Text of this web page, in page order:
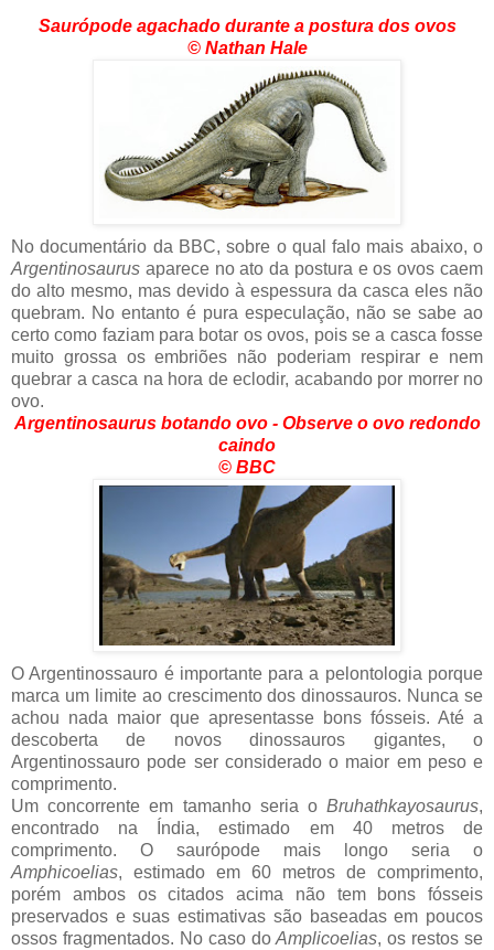
Saurópode agachado durante a postura dos ovos
© Nathan Hale
No documentário da BBC, sobre o qual falo mais abaixo, o
Argentinosaurus aparece no ato da postura e os ovos caem
do alto mesmo, mas devido à espessura da casca eles não
quebram. No entanto é pura especulação, não se sabe ao
certo como faziam para botar os ovos, pois se a casca fosse
muito grossa os embriões não poderiam respirar e nem
quebrar a casca na hora de eclodir, acabando por morrer no
ovo.
Argentinosaurus botando ovo - Observe o ovo redondo
caindo
© BBC
O Argentinossauro é importante para a pelontologia porque
marca um limite ao crescimento dos dinossauros. Nunca se
achou nada maior que apresentasse bons fósseis. Até a
descoberta de novos dinossauros gigantes, o
Argentinossauro pode ser considerado o maior em peso e
comprimento.
Um concorrente em tamanho seria o Bruhathkayosaurus,
encontrado na Índia, estimado em 40 metros de
comprimento. O saurópode mais longo seria o
Amphicoelias, estimado em 60 metros de comprimento,
porém ambos os citados acima não tem bons fósseis
preservados e suas estimativas são baseadas em poucos
ossos fragmentados. No caso doAmplicoelias, os restos se